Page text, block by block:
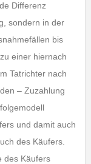
Differenz
sondern in der
bis
einer hiernach
Tatrichter nach
– Zuzahlung
und damit auch
des Käufers.
des Käufers